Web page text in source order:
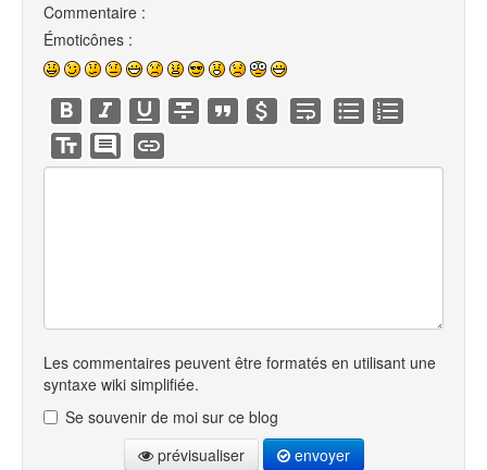
Commentaire :
Émoticônes :
Les commentaires peuvent être formatés en utilisant une
syntaxe wiki simplifiée.
Se souvenir de moi sur ce blog
prévisualiser
envoyer